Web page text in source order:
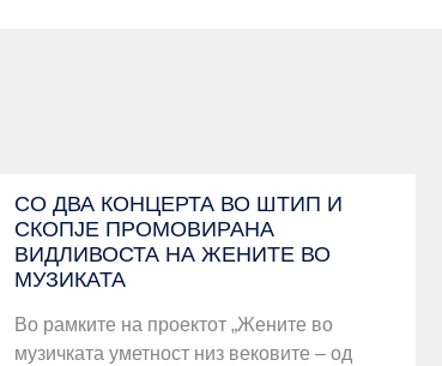
СО ДВА КОНЦЕРТА ВО ШТИП И
СКОПЈЕ ПРОМОВИРАНА
ВИДЛИВОСТА НА ЖЕНИТЕ ВО
МУЗИКАТА
Во рамките на проектот „Жените во
музичката уметност низ вековите – од